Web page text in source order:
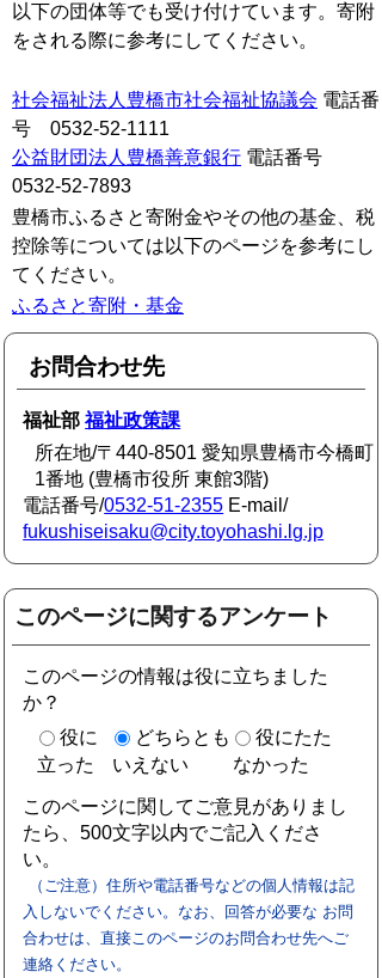
以下の団体等でも受け付けています。寄附
をされる際に参考にしてください。
社会福祉法人豊橋市社会福祉協議会 電話番
号 0532-52-1111
公益財団法人豊橋善意銀行 電話番号
0532-52-7893
豊橋市ふるさと寄附金やその他の基金、税
控除等については以下のページを参考にし
てください。
ふるさと寄附・基金
お問合わせ先
福祉部福祉政策課
所在地/〒440-8501 愛知県豊橋市今橋町
1番地 (豊橋市役所 東館3階)
電話番号/0532-51-2355 E-mail/
fukushiseisaku@city.toyohashi.lg.jp
このページに関するアンケート
このページの情報は役に立ちました
か？
役に
立った
どちらとも
いえない
役にたた
なかった
このページに関してご意見がありまし
たら、500文字以内でご記入くださ
い。
（ご注意）住所や電話番号などの個人情報は記
入しないでください。なお、回答が必要な お問
合わせは、直接このページのお問合わせ先へご
連絡ください。